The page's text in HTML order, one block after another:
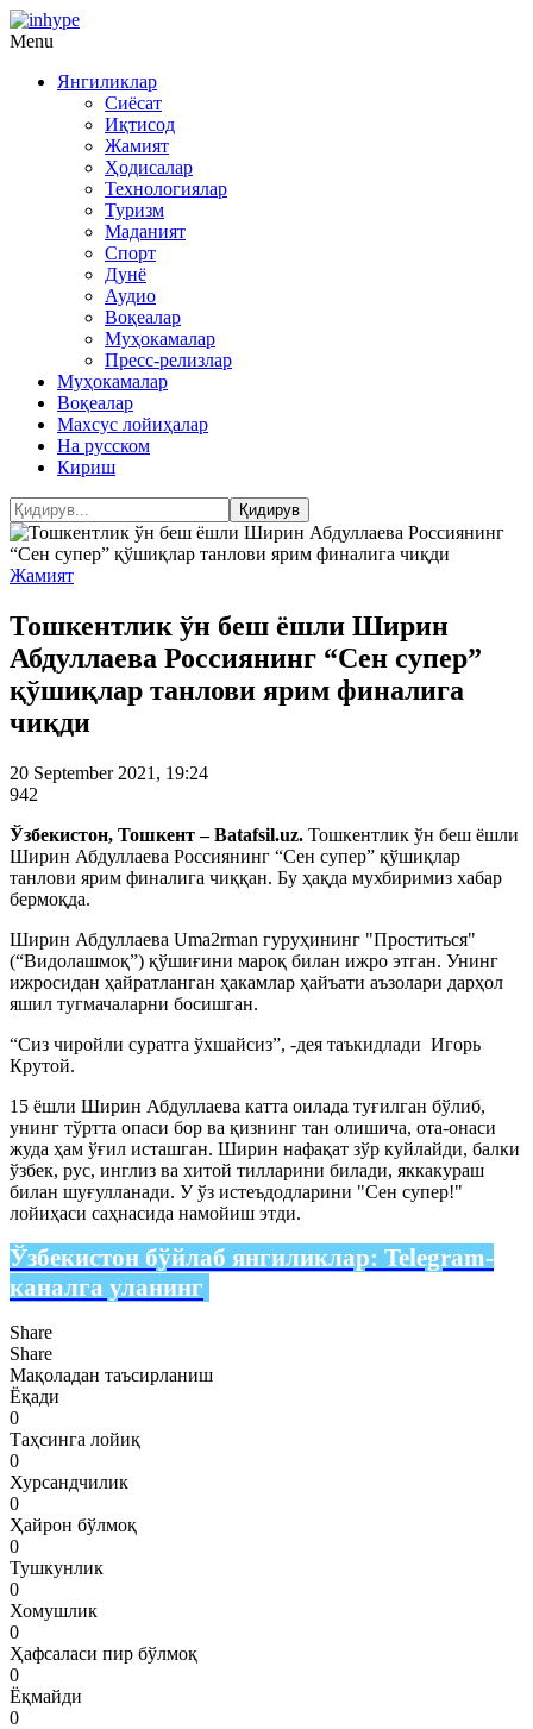
Menu
Янгиликлар
Сиёсат
Иқтисод
Жамият
Ҳодисалар
Технологиялар
Туризм
Маданият
Спорт
Дунё
Аудио
Воқеалар
Муҳокамалар
Пресс-релизлар
Муҳокамалар
Воқеалар
Махсус лойиҳалар
На русском
Кириш
Жамият
Тошкентлик ўн беш ёшли Ширин
Абдуллаева Россиянинг “Сен супер”
қўшиқлар танлови ярим финалига
чиқди
20 September 2021, 19:24
942
Ўзбекистон, Тошкент – Batafsil.uz. Тошкентлик ўн беш ёшли
Ширин Абдуллаева Россиянинг “Сен супер” қўшиқлар
танлови ярим финалига чиққан. Бу ҳақда мухбиримиз хабар
бермоқда.
Ширин Абдуллаева Uma2rman гуруҳининг "Проститься"
(“Видолашмоқ”) қўшиғини мароқ билан ижро этган. Унинг
ижросидан ҳайратланган ҳакамлар ҳайъати аъзолари дарҳол
яшил тугмачаларни босишган.
“Сиз чиройли суратга ўхшайсиз”, -дея таъкидлади Игорь
Крутой.
15 ёшли Ширин Абдуллаева катта оилада туғилган бўлиб,
унинг тўртта опаси бор ва қизнинг тан олишича, ота-онаси
жуда ҳам ўғил исташган. Ширин нафақат зўр куйлайди, балки
ўзбек, рус, инглиз ва хитой тилларини билади, яккакураш
билан шуғулланади. У ўз истеъдодларини "Сен супер!"
лойиҳаси саҳнасида намойиш этди.
Ўзбекистон бўйлаб янгиликлар: Telegram-
каналга уланинг
Share
Share
Мақоладан таъсирланиш
Ёқади
0
Таҳсинга лойиқ
0
Хурсандчилик
0
Ҳайрон бўлмоқ
0
Тушкунлик
0
Хомушлик
0
Ҳафсаласи пир бўлмоқ
0
Ёқмайди
0